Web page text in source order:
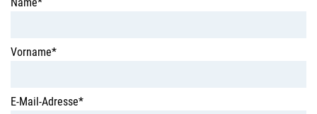
Vorname*
E-Mail-Adresse*